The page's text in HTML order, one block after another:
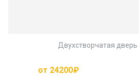
Двухстворчатая дверь
от 24200₽